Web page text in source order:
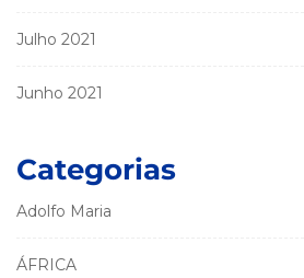
Julho 2021
Junho 2021
Categorias
Adolfo Maria
ÁFRICA